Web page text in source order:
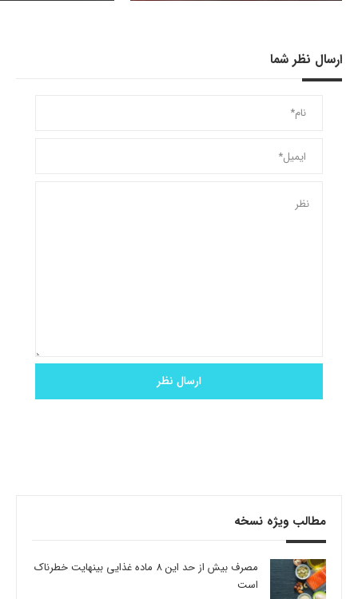
ارسال نظر شما
مطالب ویژه نسخه
مصرف بیش از حد این 8 ماده غذایی بینهایت خطرناک
است